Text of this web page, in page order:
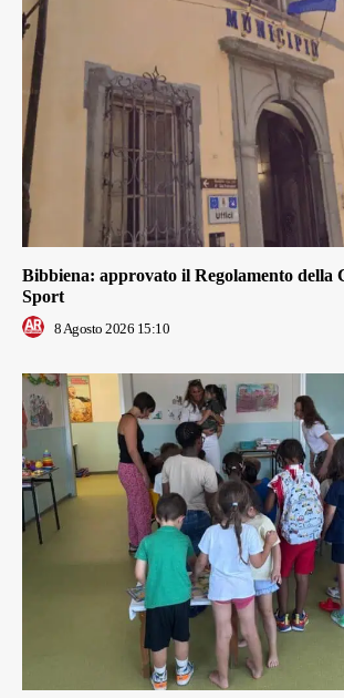
Bibbiena: approvato il Regolamento della
Sport
8 Agosto 2026 15:10